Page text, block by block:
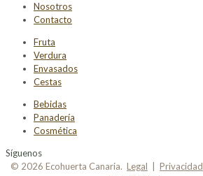
Nosotros
Contacto
Fruta
Verdura
Envasados
Cestas
Bebidas
Panadería
Cosmética
Síguenos
© 2026 Ecohuerta Canaria. Legal Privacidad